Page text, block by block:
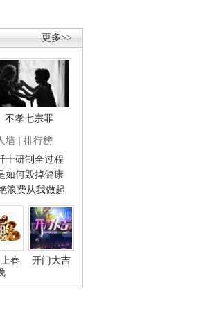
更多>>
不孝七宗罪
墙 | 排行榜
十研制全过程
如何毁掉健康
浪费从我做起
春
开门大吉